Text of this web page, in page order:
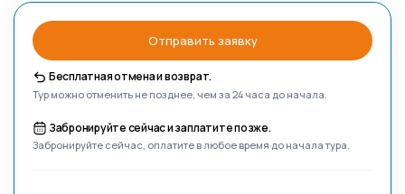
Отправить заявку
Бесплатная отмена и возврат.
Тур можно отменить не позднее, чем за 24 часа до начала.
Забронируйте сейчас и заплатите позже.
Забронируйте сейчас, оплатите в любое время до начала тура.